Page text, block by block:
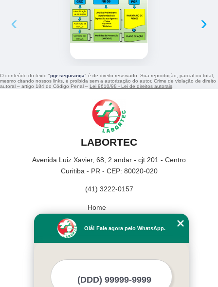
‹ ›
O conteúdo do texto "pgr segurança" é de direito reservado. Sua reprodução, parcial ou total,
mesmo citando nossos links, é proibida sem a autorização do autor. Crime de violação de direito
autoral – artigo 184 do Código Penal – Lei 9610/98 - Lei de direitos autorais
LABORTEC
Avenida Luiz Xavier, 68, 2 andar - cjt 201 - Centro
Curitiba - PR - CEP: 80020-020
(41) 3222-0157
Home
Missão
Serviços
Mais Serviços
Olá! Fale agora pelo WhatsApp.